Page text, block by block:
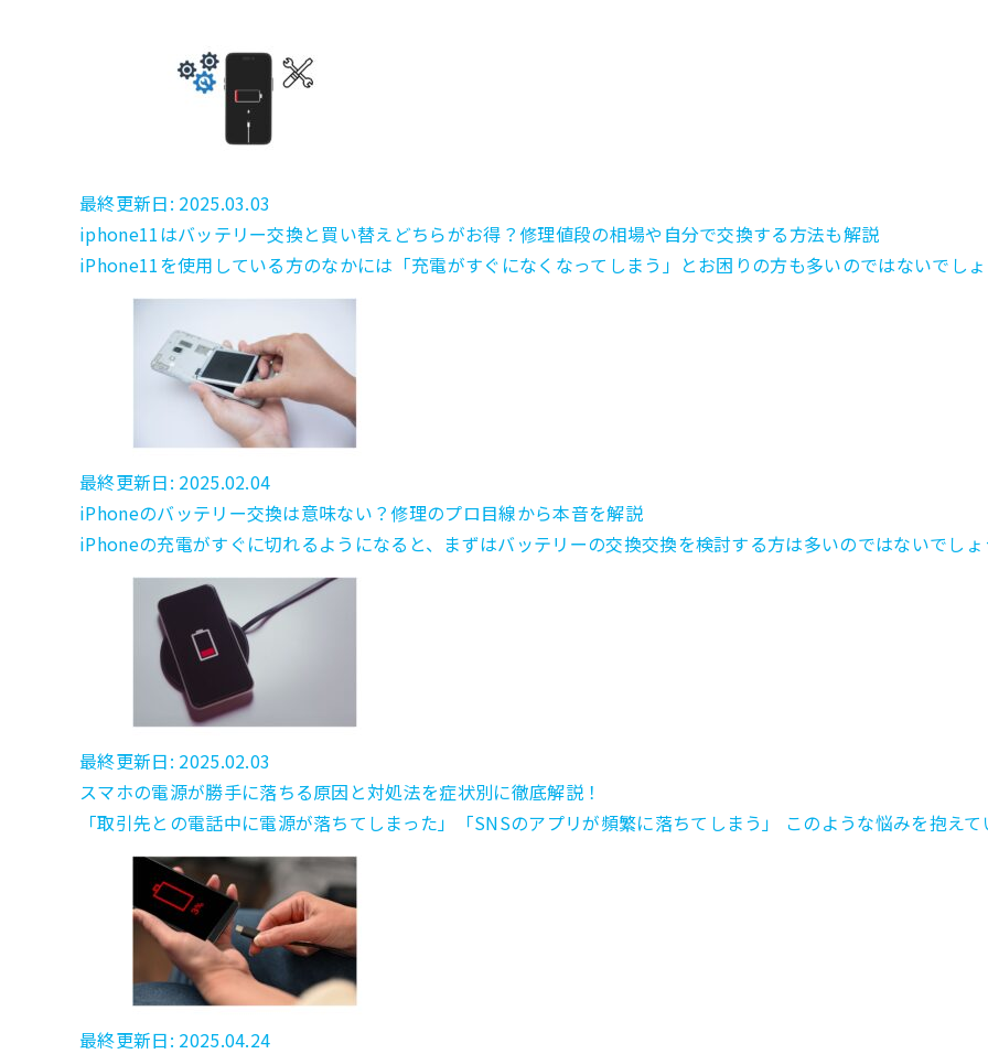
最終更新日: 2025.03.03
iphone11はバッテリー交換と買い替えどちらがお得？修理値段の相場や自分で交換する方法も解説
iPhone11を使用している方のなかには「充電がすぐになくなってしまう」とお困りの方も多いのではないでし
最終更新日: 2025.02.04
iPhoneのバッテリー交換は意味ない？修理のプロ目線から本音を解説
iPhoneの充電がすぐに切れるようになると、まずはバッテリーの交換交換を検討する方は多いのではないでし
最終更新日: 2025.02.03
スマホの電源が勝手に落ちる原因と対処法を症状別に徹底解説！
「取引先との電話中に電源が落ちてしまった」「SNSのアプリが頻繁に落ちてしまう」 このような悩みを抱え
最終更新日: 2025.04.24